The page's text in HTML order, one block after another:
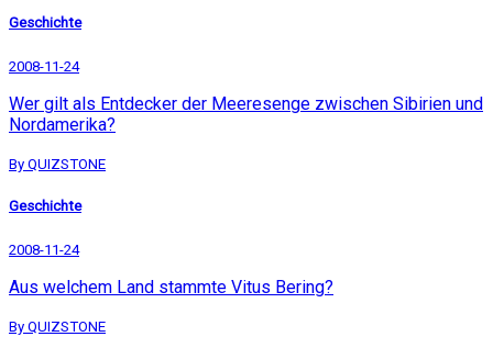
Geschichte
2008-11-24
Wer gilt als Entdecker der Meeresenge zwischen Sibirien und
Nordamerika?
By QUIZSTONE
Geschichte
2008-11-24
Aus welchem Land stammte Vitus Bering?
By QUIZSTONE